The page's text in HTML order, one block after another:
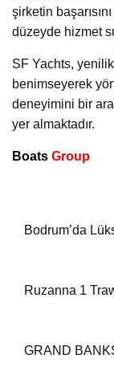
şirketin
düzeyde hizmet
SF Yachts,
benimseyerek
deneyimini bir
yer almaktadır.
Boats Group
Bodrum’da
Ruzanna 1
GRAND